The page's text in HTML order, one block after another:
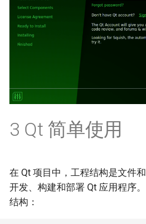
3 Qt 简单使用
在 Qt 项目中，工程结构是文件
开发、构建和部署 Qt 应用程序
结构：